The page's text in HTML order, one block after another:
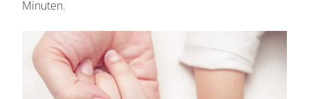
Minuten.